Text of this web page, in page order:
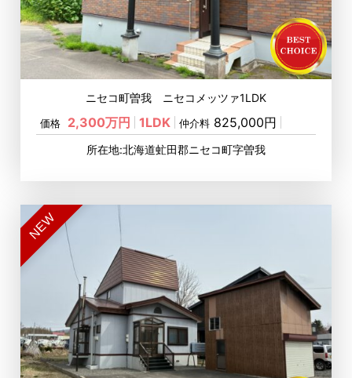
ニセコ町曽我 ニセコメッツァ1LDK
価格 2,300万円 1LDK 仲介料 825,000円
所在地:北海道虻田郡ニセコ町字曽我
NEW